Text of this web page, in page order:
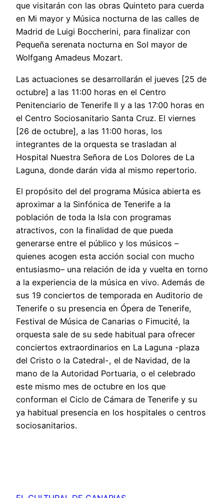
que visitarán con las obras Quinteto para cuerda
en Mi mayor y Música nocturna de las calles de
Madrid de Luigi Boccherini, para finalizar con
Pequeña serenata nocturna en Sol mayor de
Wolfgang Amadeus Mozart.
Las actuaciones se desarrollarán el jueves [25 de
octubre] a las 11:00 horas en el Centro
Penitenciario de Tenerife II y a las 17:00 horas en
el Centro Sociosanitario Santa Cruz. El viernes
[26 de octubre], a las 11:00 horas, los
integrantes de la orquesta se trasladan al
Hospital Nuestra Señora de Los Dolores de La
Laguna, donde darán vida al mismo repertorio.
El propósito del del programa Música abierta es
aproximar a la Sinfónica de Tenerife a la
población de toda la Isla con programas
atractivos, con la finalidad de que pueda
generarse entre el público y los músicos –
quienes acogen esta acción social con mucho
entusiasmo– una relación de ida y vuelta en torno
a la experiencia de la música en vivo. Además de
sus 19 conciertos de temporada en Auditorio de
Tenerife o su presencia en Ópera de Tenerife,
Festival de Música de Canarias o Fimucité, la
orquesta sale de su sede habitual para ofrecer
conciertos extraordinarios en La Laguna -plaza
del Cristo o la Catedral-, el de Navidad, de la
mano de la Autoridad Portuaria, o el celebrado
este mismo mes de octubre en los que
conforman el Ciclo de Cámara de Tenerife y su
ya habitual presencia en los hospitales o centros
sociosanitarios.